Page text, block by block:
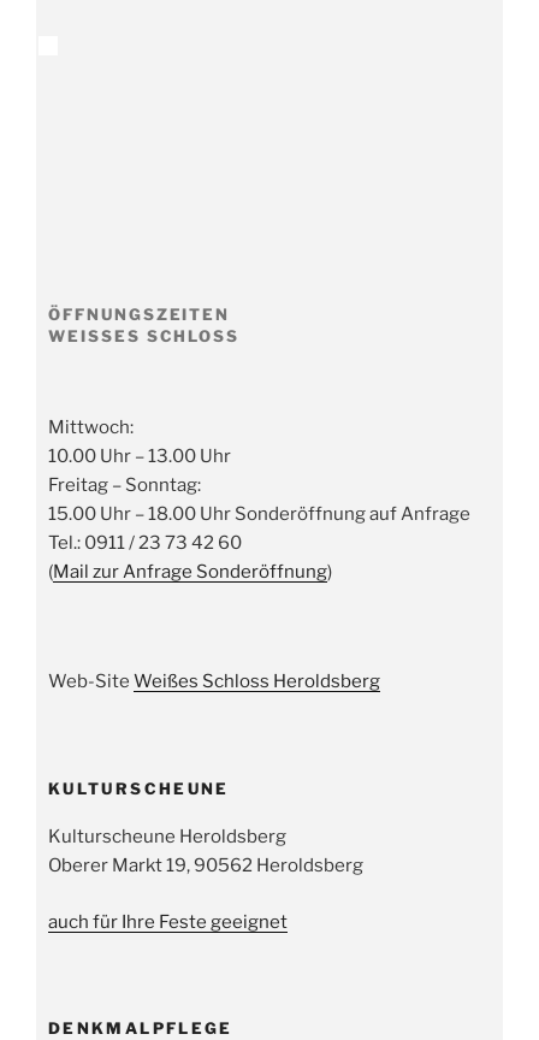
ÖFFNUNGSZEITEN
WEISSES SCHLOSS
Mittwoch:
10.00 Uhr – 13.00 Uhr
Freitag – Sonntag:
15.00 Uhr – 18.00 Uhr Sonderöffnung auf Anfrage
Tel.: 0911 / 23 73 42 60
(Mail zur Anfrage Sonderöffnung)
Web-Site Weißes Schloss Heroldsberg
KULTURSCHEUNE
Kulturscheune Heroldsberg
Oberer Markt 19, 90562 Heroldsberg
auch für Ihre Feste geeignet
DENKMALPFLEGE